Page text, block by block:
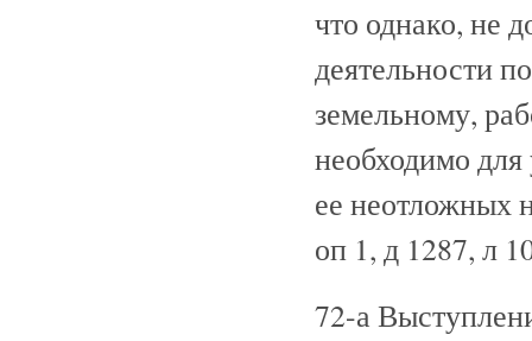
что однако, не
деятельности
земельному,
необходимо
ее неотложных
оп 1, д 1287, л
72-а